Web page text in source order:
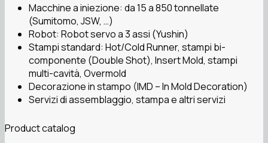
Macchine a iniezione: da 15 a 850 tonnellate
(Sumitomo, JSW, …)
Robot: Robot servo a 3 assi (Yushin)
Stampi standard: Hot/Cold Runner, stampi bi-
componente (Double Shot), Insert Mold, stampi
multi-cavità, Overmold
Decorazione in stampo (IMD – In Mold Decoration)
Servizi di assemblaggio, stampa e altri servizi
Product catalog